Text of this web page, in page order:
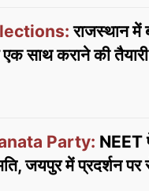
राजस्थान में
साथ कराने की तैयारी
Party: NEET
जयपुर में प्रदर्शन पर